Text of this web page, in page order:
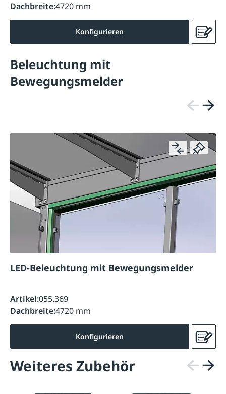
Dachbreite:4720 mm
Konfigurieren
Beleuchtung mit
Bewegungsmelder
LED-Beleuchtung mit Bewegungsmelder
Artikel:055.369
Dachbreite:4720 mm
Konfigurieren
Weiteres Zubehör